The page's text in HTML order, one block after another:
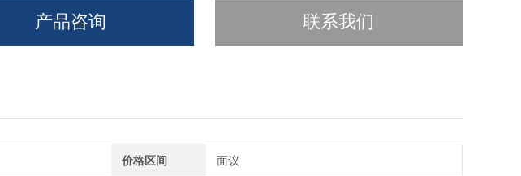
产品咨询 联系我们
价格区间 面议